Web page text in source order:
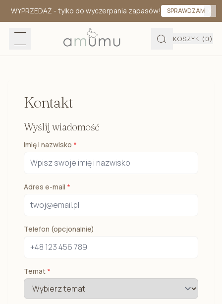
WYPRZEDAŻ - tylko do wyczerpania zapasów! SPRAWDZAM
KOSZYK (0)
Kontakt
Wyślij wiadomość
Imię i nazwisko *
Adres e-mail *
Telefon (opcjonalnie)
Temat *